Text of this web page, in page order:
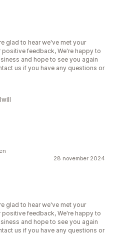
glad to hear we've met your
feedback, We're happy to
and hope to see you again
us if you have any questions or
28 november 2024
glad to hear we've met your
feedback, We're happy to
and hope to see you again
us if you have any questions or